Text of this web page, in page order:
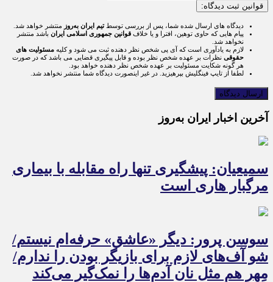
قوانین ثبت دیدگاه:
دیدگاه های ارسال شده شما، پس از بررسی توسطتیم ایران به‌روز منتشر خواهد شد.
پیام هایی که حاوی توهین، افترا و یا خلاف قوانین جمهوری اسلامی ایران باشد منتشر
نخواهد شد.
لازم به یادآوری است که آی پی شخص نظر دهنده ثبت می شود و کلیه مسئولیت های
حقوقی نظرات بر عهده شخص نظر بوده و قابل پیگیری قضایی می باشد که در صورت
هر گونه شکایت مسئولیت بر عهده شخص نظر دهنده خواهد بود.
لطفا از تایپ فینگلیش بپرهیزید. در غیر اینصورت دیدگاه شما منتشر نخواهد شد.
آخرین اخبار ایران به‌روز
سمیعیان: پیشگیری تنها راه مقابله با بیماری
مرگبار هاری است
سوسن پرور: دیگر «عاشق» حرفه‌ام نیستم/
شو آف‌های لازم برای بازیگر بودن را ندارم/
مِهر هم مثل نان آدم‌ها را نمک‌گیر می‌کند